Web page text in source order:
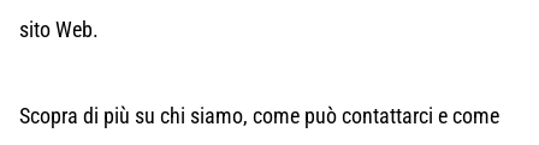
sito Web.
Scopra di più su chi siamo, come può contattarci e come